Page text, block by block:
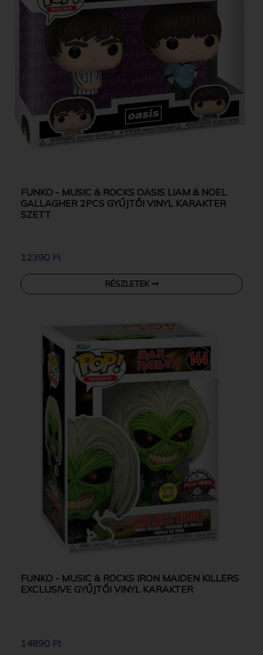
FUNKO - MUSIC & ROCKS OASIS LIAM & NOEL
GALLAGHER 2PCS GYŰJTŐI VINYL KARAKTER
SZETT
12390 Ft
RÉSZLETEK
FUNKO - MUSIC & ROCKS IRON MAIDEN KILLERS
EXCLUSIVE GYŰJTŐI VINYL KARAKTER
14890 Ft